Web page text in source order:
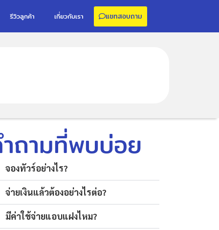
รีวิวลูกค้า เกี่ยวกับเรา แชทสอบถาม
ถามที่พบบ่อย
จองทัวร์อย่างไร?
จ่ายเงินแล้วต้องอย่างไรต่อ?
มีค่าใช้จ่ายแอบแฝงไหม?